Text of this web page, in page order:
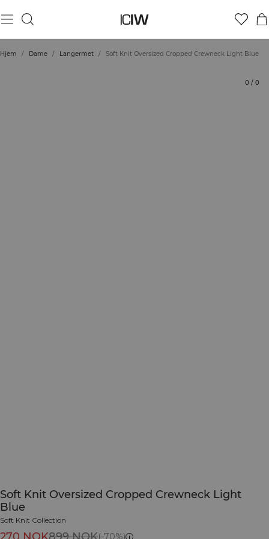
Hjem / Dame / Langermet / Soft Knit Oversized Cropped Crewneck Light Blue
0 / 0
Soft Knit Oversized Cropped Crewneck Light
Blue
Soft Knit Collection
(-70%)